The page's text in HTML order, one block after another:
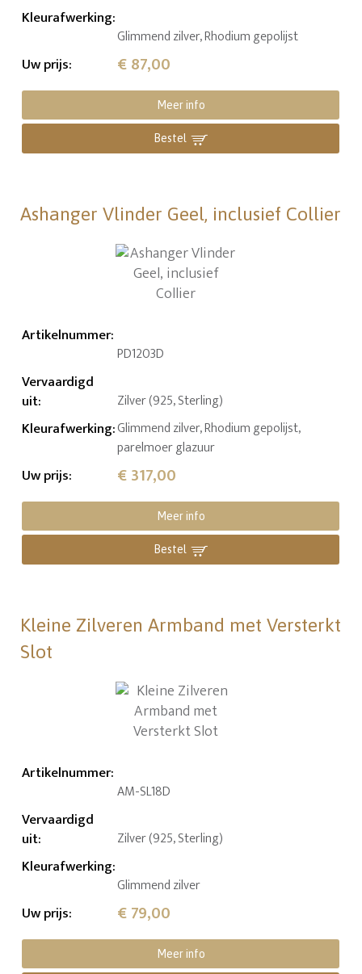
Kleurafwerking:
Glimmend zilver, Rhodium gepolijst
Uw prijs: € 87,00
Meer info
Bestel
Ashanger Vlinder Geel, inclusief Collier
Artikelnummer:
PD1203D
Vervaardigd
uit: Zilver (925, Sterling)
Kleurafwerking:Glimmend zilver, Rhodium gepolijst,
parelmoer glazuur
Uw prijs: € 317,00
Meer info
Bestel
Kleine Zilveren Armband met Versterkt
Slot
Artikelnummer:
AM-SL18D
Vervaardigd
uit: Zilver (925, Sterling)
Kleurafwerking:
Glimmend zilver
Uw prijs: € 79,00
Meer info